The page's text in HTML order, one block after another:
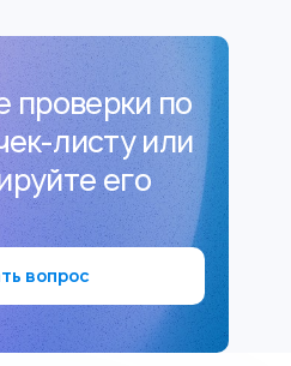
проверки по
листу или
его
вопрос